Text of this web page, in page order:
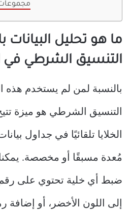
مجموعات
ما هو تحليل البيانات
التنسيق الشرطي في Excel؟
بالنسبة لمن لم يستخدم هذه
التنسيق الشرطي هو ميزة
مُعدة مسبقًا أو مخصصة.
إلى اللون الأخضر، أو إضافة